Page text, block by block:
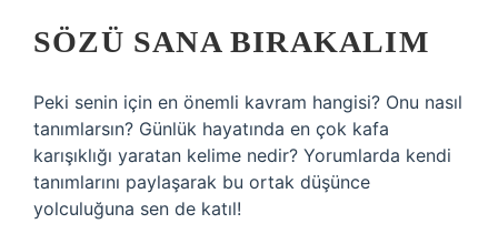
SÖZÜ SANA BIRAKALIM
Peki senin için en önemli kavram hangisi? Onu nasıl
tanımlarsın? Günlük hayatında en çok kafa
karışıklığı yaratan kelime nedir? Yorumlarda kendi
tanımlarını paylaşarak bu ortak düşünce
yolculuğuna sen de katıl!